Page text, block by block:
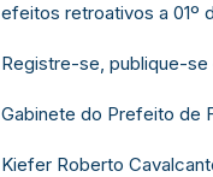
efeitos retroativos a 01º
Registre-se, publique-
Gabinete do Prefeito de
Kiefer Roberto